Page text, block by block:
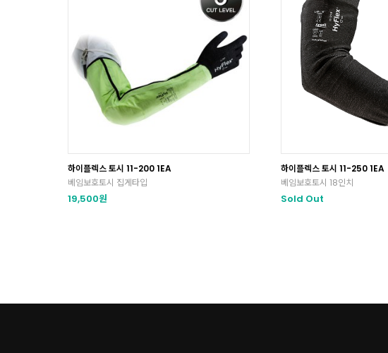
하이플렉스 토시 11-200 1EA
베임보호토시 집게타입
19,500원
하이플렉스 토시 11-250 1EA
베임보호토시 18인치
Sold Out